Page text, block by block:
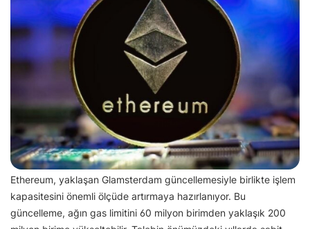
Ethereum, yaklaşan Glamsterdam güncellemesiyle birlikte işlem
kapasitesini önemli ölçüde artırmaya hazırlanıyor. Bu
güncelleme, ağın gas limitini 60 milyon birimden yaklaşık 200